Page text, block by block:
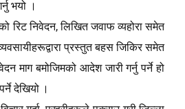
भयो ।
रिट निवेदन,लिखित जवाफ व्यहोरा समेत
प्रस्तुत बहस जिकिर समेत
माग बमोजिमको आदेश जारी गर्नु पर्ने हो
देखियो ।